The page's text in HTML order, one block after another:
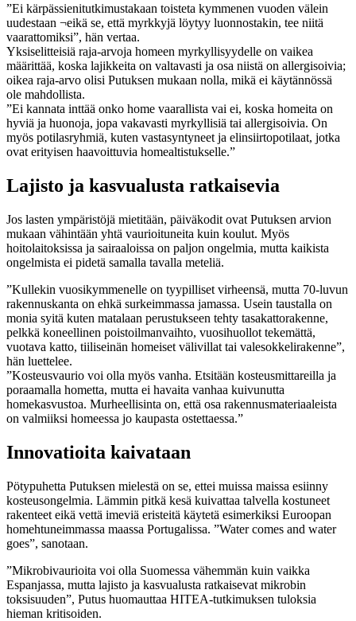
”Ei kärpässienitutkimustakaan toisteta kymmenen vuoden välein
uudestaan ¬eikä se, että myrkkyjä löytyy luonnostakin, tee niitä
vaarattomiksi”, hän vertaa.
Yksiselitteisiä raja-arvoja homeen myrkyllisyydelle on vaikea
määrittää, koska lajikkeita on valtavasti ja osa niistä on allergisoivia;
oikea raja-arvo olisi Putuksen mukaan nolla, mikä ei käytännössä
ole mahdollista.
”Ei kannata inttää onko home vaarallista vai ei, koska homeita on
hyviä ja huonoja, jopa vakavasti myrkyllisiä tai allergisoivia. On
myös potilasryhmiä, kuten vastasyntyneet ja elinsiirtopotilaat, jotka
ovat erityisen haavoittuvia homealtistukselle.”
Lajisto ja kasvualusta ratkaisevia
Jos lasten ympäristöjä mietitään, päiväkodit ovat Putuksen arvion
mukaan vähintään yhtä vaurioituneita kuin koulut. Myös
hoitolaitoksissa ja sairaaloissa on paljon ongelmia, mutta kaikista
ongelmista ei pidetä samalla tavalla meteliä.
”Kullekin vuosikymmenelle on tyypilliset virheensä, mutta 70-luvun
rakennuskanta on ehkä surkeimmassa jamassa. Usein taustalla on
monia syitä kuten matalaan perustukseen tehty tasakattorakenne,
pelkkä koneellinen poistoilmanvaihto, vuosihuollot tekemättä,
vuotava katto, tiiliseinän homeiset välivillat tai valesokkelirakenne”,
hän luettelee.
”Kosteusvaurio voi olla myös vanha. Etsitään kosteusmittareilla ja
poraamalla hometta, mutta ei havaita vanhaa kuivunutta
homekasvustoa. Murheellisinta on, että osa rakennusmateriaaleista
on valmiiksi homeessa jo kaupasta ostettaessa.”
Innovatioita kaivataan
Pötypuhetta Putuksen mielestä on se, ettei muissa maissa esiinny
kosteusongelmia. Lämmin pitkä kesä kuivattaa talvella kostuneet
rakenteet eikä vettä imeviä eristeitä käytetä esimerkiksi Euroopan
homehtuneimmassa maassa Portugalissa. ”Water comes and water
goes”, sanotaan.
”Mikrobivaurioita voi olla Suomessa vähemmän kuin vaikka
Espanjassa, mutta lajisto ja kasvualusta ratkaisevat mikrobin
toksisuuden”, Putus huomauttaa HITEA-tutkimuksen tuloksia
hieman kritisoiden.